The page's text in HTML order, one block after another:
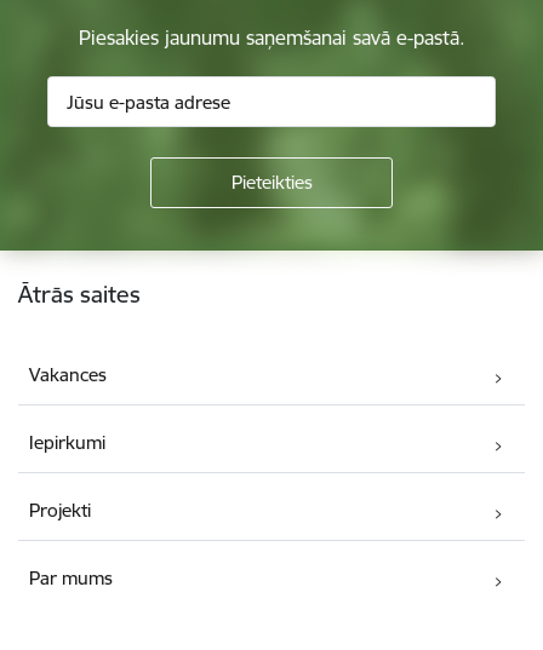
Piesakies jaunumu saņemšanai savā e-pastā.
Kājene
Ātrās saites
Vakances
Iepirkumi
Projekti
Par mums